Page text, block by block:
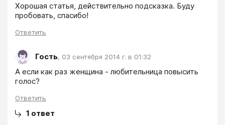
Хорошая статья, действительно подсказка. Буду
пробовать, спасибо!
Ответить
Гость, 03 сентября 2014 г. в 01:32
А если как раз женщина - любительница повысить
голос?
Ответить
1 ответ